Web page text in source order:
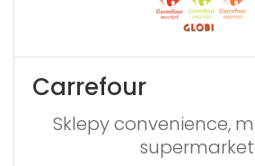
Carrefour
Sklepy convenience,